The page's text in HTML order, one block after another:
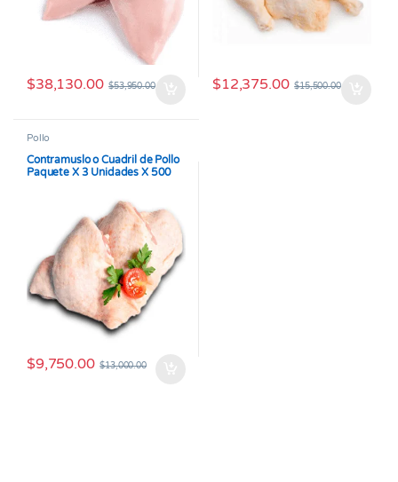
$38,130.00 $53,950.00 $12,375.00 $15,500.00
Pollo
Contramuslo o Cuadril de Pollo
Paquete X 3 Unidades X 500
$9,750.00 $13,000.00